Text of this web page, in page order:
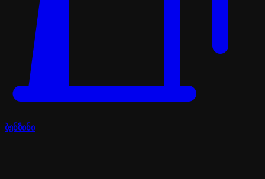
ბენზინი